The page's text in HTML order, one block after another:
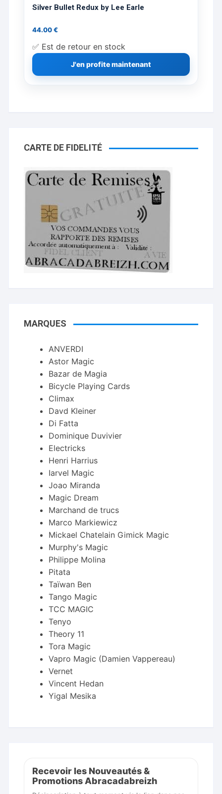
Silver Bullet Redux by Lee Earle
44.00€
✅ Est de retour en stock
J'en profite maintenant
CARTE DE FIDELITÉ
MARQUES
ANVERDI
Astor Magic
Bazar de Magia
Bicycle Playing Cards
Climax
Davd Kleiner
Di Fatta
Dominique Duvivier
Electricks
Henri Harrius
Iarvel Magic
Joao Miranda
Magic Dream
Marchand de trucs
Marco Markiewicz
Mickael Chatelain Gimick Magic
Murphy's Magic
Philippe Molina
Pitata
Taïwan Ben
Tango Magic
TCC MAGIC
Tenyo
Theory 11
Tora Magic
Vapro Magic (Damien Vappereau)
Vernet
Vincent Hedan
Yigal Mesika
Recevoir les Nouveautés &
Promotions Abracadabreizh